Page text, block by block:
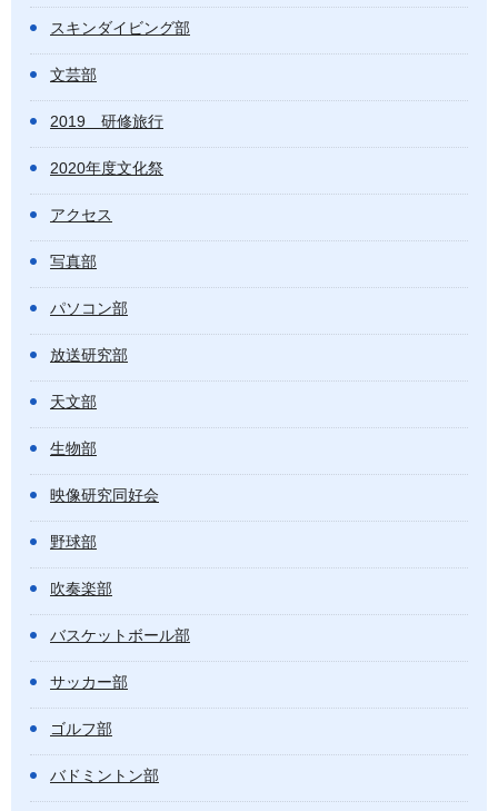
スキンダイビング部
文芸部
2019 研修旅行
2020年度文化祭
アクセス
写真部
パソコン部
放送研究部
天文部
生物部
映像研究同好会
野球部
吹奏楽部
バスケットボール部
サッカー部
ゴルフ部
バドミントン部